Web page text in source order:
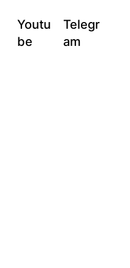
Telegr
am
Youtu
be